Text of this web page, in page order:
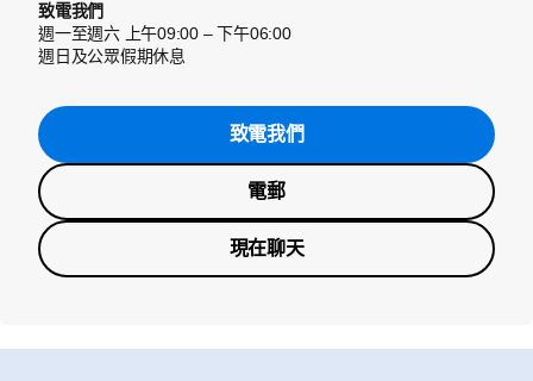
致電我們
週一至週六 上午09:00 – 下午06:00
週日及公眾假期休息
致電我們
電郵
現在聊天